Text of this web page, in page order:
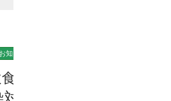
知らせ
策のお知らせについ